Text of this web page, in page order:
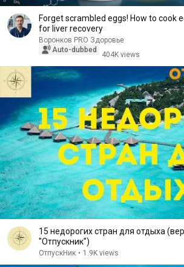
Forget scrambled eggs! How to cook
for liver recovery
Воронков PRO Здоровье
Auto-dubbed
404K views
15 недорогих стран для отдыха
"Отпускник")
ОтпускНик • 1.9K views